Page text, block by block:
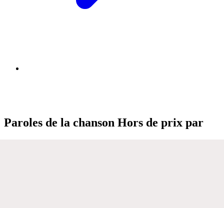
Paroles de la chanson Hors de prix par